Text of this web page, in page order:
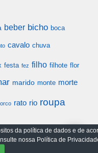
beber bicho boca
cavalo chuva
festa fez filho filhote flor
marido monte morte
rato rio roupa
da política de dados e de
nossa Política de